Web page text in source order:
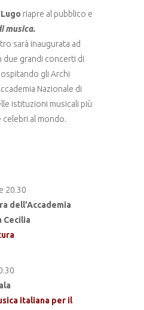
Lugo riapre al pubblico e
musica.
sarà inaugurata ad
grandi concerti di
gli Archi
Nazionale di
istituzioni musicali più
celebri al mondo.
20.30
dell’Accademia
Cecilia
italiana per il